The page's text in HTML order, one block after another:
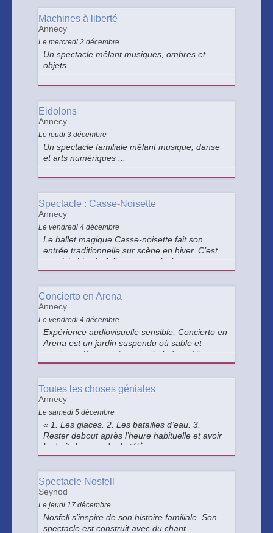
Machines à liberté
Annecy
Le mercredi 2 décembre
Un spectacle mêlant musiques, ombres et
objets ...
Eidolons
Annecy
Le jeudi 3 décembre
Un spectacle familiale mêlant musique, danse
et arts numériques ...
Spectacle : Casse-Noisette
Annecy
Le vendredi 4 décembre
Le ballet magique Casse-noisette fait son
entrée traditionnelle sur scène en hiver. C’est
un véritable chef d’œuvre musical et
chorégraphique !
Concierto en Arena
Annecy
Le vendredi 4 décembre
Expérience audiovisuelle sensible, Concierto en
Arena est un jardin suspendu où sable et
musique s’épousent en une balade poétique.
Toutes les choses géniales
Annecy
Le samedi 5 décembre
« 1. Les glaces. 2. Les batailles d’eau. 3.
Rester debout après l’heure habituelle et avoir
le droit de regarder la télé́... ».
Spectacle Nosfell
Seynod
Le jeudi 17 décembre
Nosfell s’inspire de son histoire familiale. Son
spectacle est construit avec du chant